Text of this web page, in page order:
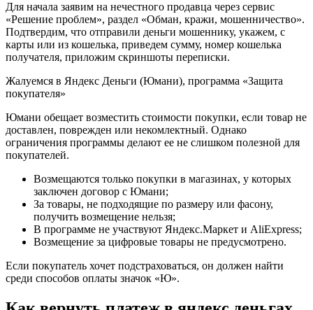
Для начала заявим на нечестного продавца через сервис
«Решение проблем», раздел «Обман, кражи, мошенничество».
Подтвердим, что отправили деньги мошеннику, укажем, с
карты или из кошелька, приведем сумму, номер кошелька
получателя, приложим скриншоты переписки.
Жалуемся в Яндекс Деньги (Юмани), программа «Защита
покупателя»
Юмани обещает возместить стоимости покупки, если товар не
доставлен, поврежден или некомлектный. Однако
ограничения программы делают ее не слишком полезной для
покупателей.
Возмещаются только покупки в магазинах, у которых
заключен договор с Юмани;
За товары, не подходящие по размеру или фасону,
получить возмещение нельзя;
В программе не участвуют Яндекс.Маркет и AliExpress;
Возмещение за цифровые товары не предусмотрено.
Если покупатель хочет подстраховаться, он должен найти
среди способов оплаты значок «Ю».